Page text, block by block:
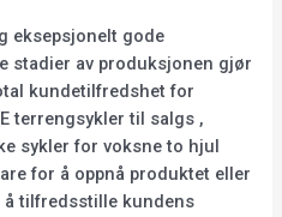
eksepsjonelt gode
stadier av produksjonen gjør
kundetilfredshet for
terrengsykler til salgs ,
sykler for voksne to hjul
for å oppnå produktet eller
tilfredsstille kundens